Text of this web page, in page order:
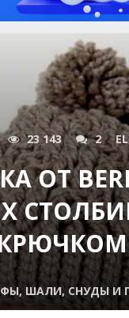
23 143 2
ОТ
ШАЛИ, СНУДЫ И